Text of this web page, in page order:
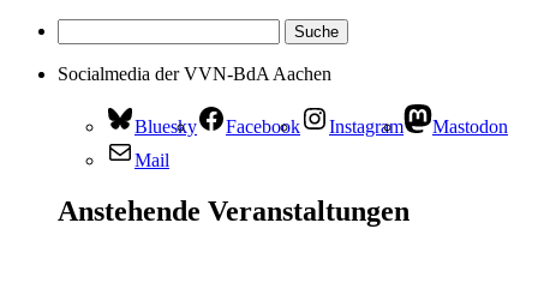
Socialmedia der VVN-BdA Aachen
Bluesky Facebook Instagram
Mastodon
Mail
Anstehende Veranstaltungen